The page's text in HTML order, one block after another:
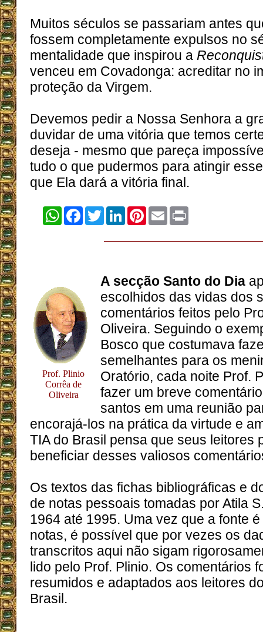
Muitos séculos se passariam antes
fossem completamente expulsos no
mentalidade que inspirou a
venceu em Covadonga: acreditar no
proteção da Virgem.
Devemos pedir a Nossa Senhora a
duvidar de uma vitória que temos
deseja - mesmo que pareça
tudo o que pudermos para atingir
que Ela dará a vitória final.
WhatsApp
Facebook
TwitterLinkedInPinterest
Email
Prof. Plinio
Corrêa de
Oliveira
A secção Santo do Dia
escolhidos das vidas dos
comentários feitos pelo
Oliveira. Seguindo o
Bosco que costumava
semelhantes para os
Oratório, cada noite Prof.
fazer um breve
santos em uma reunião
encorajá-los na prática da virtude e
TIA do Brasil pensa que seus leitores
beneficiar desses valiosos
Os textos das fichas bibliográficas e
de notas pessoais tomadas por Atila
1964 até 1995. Uma vez que a fonte
notas, é possível que por vezes os
transcritos aqui não sigam
lido pelo Prof. Plinio. Os comentários
resumidos e adaptados aos leitores
Brasil.